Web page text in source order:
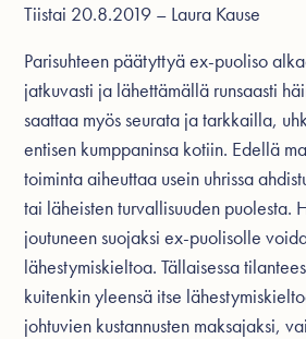
Tiistai 20.8.2019 – Laura Kause
Parisuhteen päätyttyä ex-puoliso
jatkuvasti ja lähettämällä runsaasti
saattaa myös seurata ja tarkkailla,
entisen kumppaninsa kotiin. Edellä
toiminta aiheuttaa usein uhrissa
tai läheisten turvallisuuden puolesta.
joutuneen suojaksi ex-puolisolle
lähestymiskieltoa. Tällaisessa
kuitenkin yleensä itse
johtuvien kustannusten maksajaksi,